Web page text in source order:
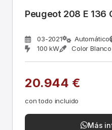
Peugeot 208 E 136
03-2021 Automático
100 kW
Color Blanco
20.944 €
con todo incluido
Más